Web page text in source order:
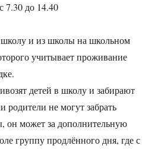
7.30 до 14.40
школу и из школы на школьном
учитывает проживание
детей в школу и забирают
не могут забрать
он может за дополнительную
группу продлённого дня, где с